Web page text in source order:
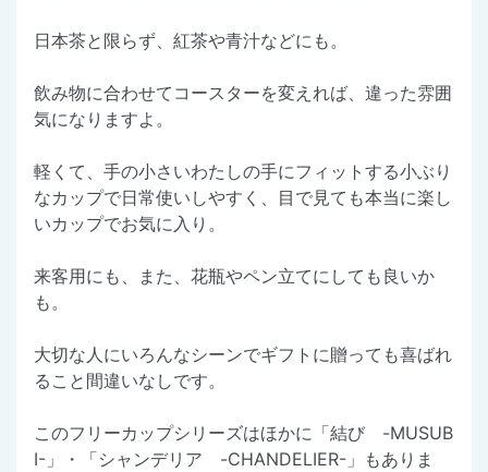
日本茶と限らず、紅茶や青汁などにも。
飲み物に合わせてコースターを変えれば、違った雰囲
気になりますよ。
軽くて、手の小さいわたしの手にフィットする小ぶり
なカップで日常使いしやすく、目で見ても本当に楽し
いカップでお気に入り。
来客用にも、また、花瓶やペン立てにしても良いか
も。
大切な人にいろんなシーンでギフトに贈っても喜ばれ
ること間違いなしです。
このフリーカップシリーズはほかに「結び -MUSUB
I-」・「シャンデリア -CHANDELIER-」もありま